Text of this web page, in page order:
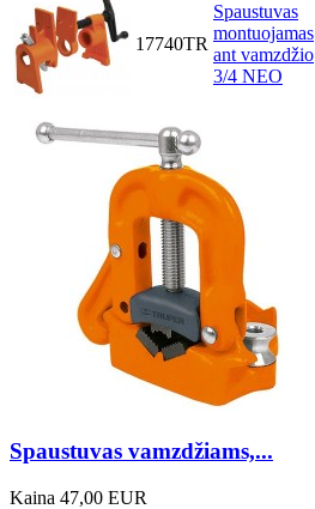
17740TR
Spaustuvas
montuojamas
ant vamzdžio
3/4 NEO
Spaustuvas vamzdžiams,...
Kaina 47,00 EUR